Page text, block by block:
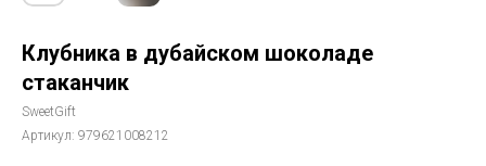
Клубника в дубайском шоколаде
стаканчик
SweetGift
Артикул: 979621008212